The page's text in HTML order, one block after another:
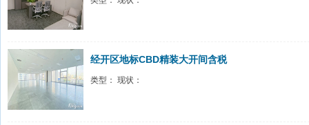
经开区地标CBD精装大开间含税
类型： 现状：